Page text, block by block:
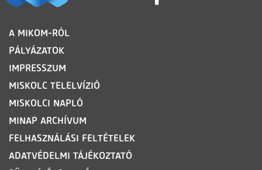
LÁBLÉC
A MIKOM-RÓL
PÁLYÁZATOK
IMPRESSZUM
MISKOLC TELELVÍZIÓ
MISKOLCI NAPLÓ
MINAP ARCHÍVUM
FELHASZNÁLÁSI FELTÉTELEK
ADATVÉDELMI TÁJÉKOZTATÓ